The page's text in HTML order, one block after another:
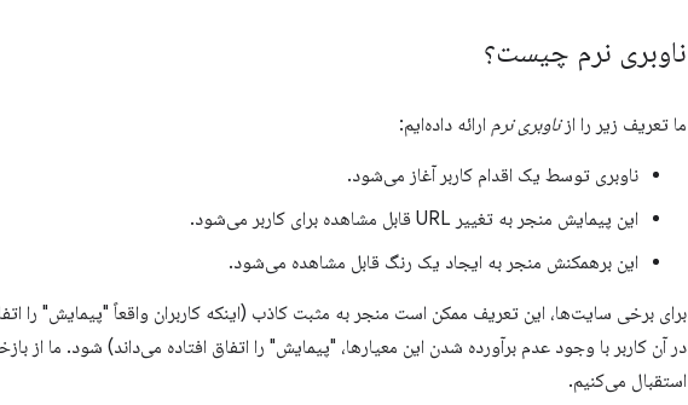
ناوبری نرم چیست؟
ما تعریف زیر را ازناوبری نرم ارائه داده‌ایم:
ناوبری توسط یک اقدام کاربر آغاز می‌شود.
این پیمایش منجر به تغییر URL قابل مشاهده برای کاربر می‌شود.
این برهمکنش منجر به ایجاد یک رنگ قابل مشاهده می‌شود.
برای برخی سایت‌ها، این تعریف ممکن است منجر به مثبت کاذب (اینکه کاربران واقعاً "پیمایش" را
در آن کاربر با وجود عدم برآورده شدن این معیارها، "پیمایش" را اتفاق افتاده می‌داند) شود. ما از
استقبال می‌کنیم.